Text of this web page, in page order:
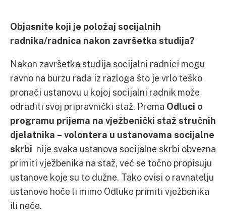
Objasnite koji je položaj socijalnih
radnika/radnica nakon završetka studija?
Nakon završetka studija socijalni radnici mogu
ravno na burzu rada iz razloga što je vrlo teško
pronaći ustanovu u kojoj socijalni radnik može
odraditi svoj pripravnički staž. Prema Odluci o
programu prijema na vježbenički staž stručnih
djelatnika – volontera u ustanovama socijalne
skrbi nije svaka ustanova socijalne skrbi obvezna
primiti vježbenika na staž, već se točno propisuju
ustanove koje su to dužne. Tako ovisi o ravnatelju
ustanove hoće li mimo Odluke primiti vježbenika
ili neće.